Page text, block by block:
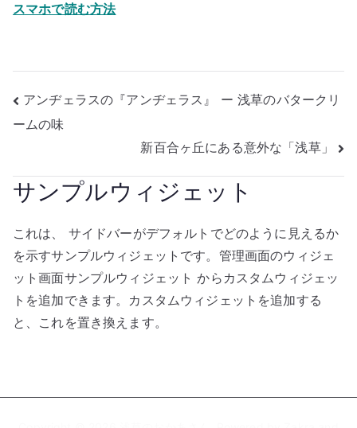
スマホで読む方法
投
稿
ナ
ビ
ゲ
ー
シ
ョ
アンヂェラスの『アンヂェラス』 ー 浅草のバタークリ
ームの味
新百合ヶ丘にある意外な「浅草」
サンプルウィジェット
これは、 サイドバーがデフォルトでどのように見えるか
を示すサンプルウィジェットです。管理画面のウィジェ
ット画面サンプルウィジェット からカスタムウィジェッ
トを追加できます。カスタムウィジェットを追加する
と、これを置き換えます。